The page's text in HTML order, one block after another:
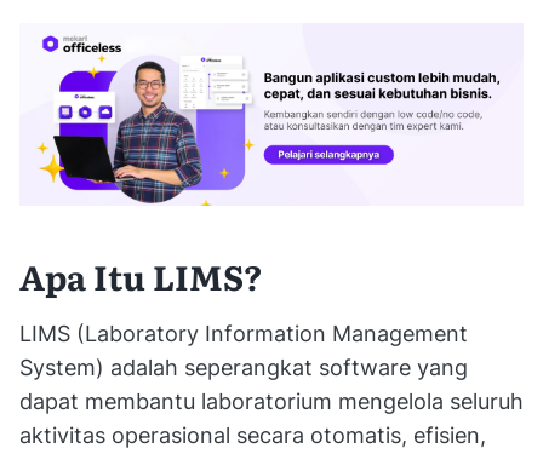
Apa Itu LIMS?
LIMS (Laboratory Information Management
System) adalah seperangkat software yang
dapat membantu laboratorium mengelola seluruh
aktivitas operasional secara otomatis, efisien,